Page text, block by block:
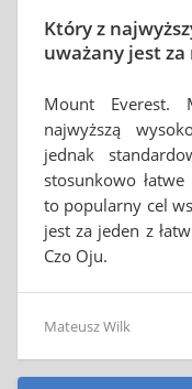
Który z
uważany jest za
Mount Everest.
najwyższą
jednak
stosunkowo
to popularny cel
jest za jeden z
Czo Oju.
Mateusz Wilk